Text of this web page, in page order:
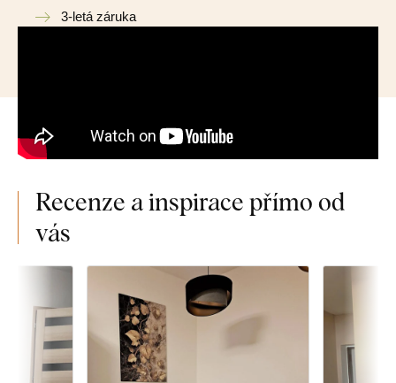
3-letá záruka
Recenze a inspirace přímo od
vás